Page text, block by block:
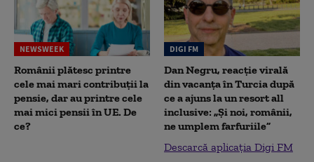
NEWSWEEK
Românii plătesc printre
cele mai mari contribuții la
pensie, dar au printre cele
mai mici pensii în UE. De
ce?
DIGI FM
Dan Negru, reacție virală
din vacanța în Turcia după
ce a ajuns la un resort all
inclusive: „Și noi, românii,
ne umplem farfuriile”
Descarcă aplicația Digi FM